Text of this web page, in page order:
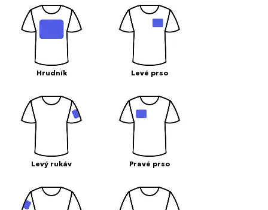
Hrudník Levé prso
Levý rukáv Pravé prso